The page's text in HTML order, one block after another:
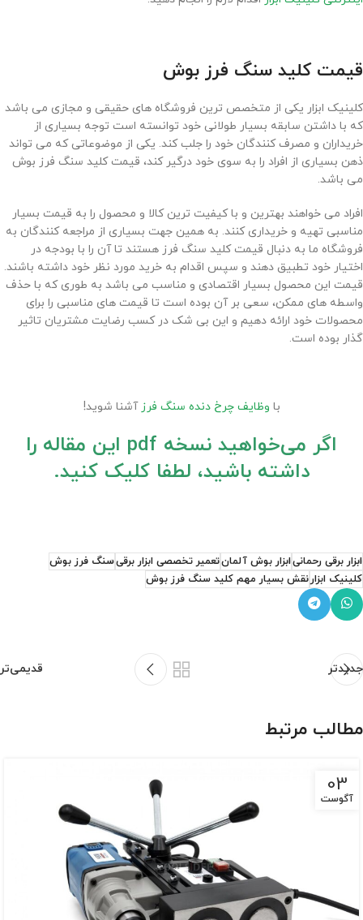
قیمت کلید سنگ فرز بوش
کلینیک ابزار یکی از متخصص ترین فروشگاه های حقیقی و مجازی می باشد
که با داشتن سابقه بسیار طولانی خود توانسته است توجه بسیاری از
خریداران و مصرف کنندگان خود را جلب کند. یکی از موضوعاتی که می تواند
ذهن بسیاری از افراد را به سوی خود درگیر کند، قیمت کلید سنگ فرز بوش
می باشد.
افراد می خواهند بهترین و با کیفیت ترین کالا و محصول را به قیمت بسیار
مناسبی تهیه و خریداری کنند. به همین جهت بسیاری از مراجعه کنندگان به
فروشگاه ما به دنبال قیمت کلید سنگ فرز هستند تا آن را با بودجه در
اختیار خود تطبیق دهند و سپس اقدام به خرید مورد نظر خود داشته باشند.
قیمت این محصول بسیار اقتصادی و مناسب می باشد به طوری که با حذف
واسطه های ممکن، سعی بر آن بوده است تا قیمت های مناسبی را برای
محصولات خود ارائه دهیم و این بی شک در کسب رضایت مشتریان تاثیر
گذار بوده است.
با وظایف چرخ دنده سنگ فرز آشنا شوید!
اگر می‌خواهید نسخه pdf این مقاله را
داشته باشید، لطفا کلیک کنید.
ابزار برقی رحمانیابزار بوش آلمانتعمیر تخصصی ابزار برقیسنگ فرز بوش
کلینیک ابزارنقش بسیار مهم کلید سنگ فرز بوش
جدیدتر قدیمی‌تر
مطالب مرتبط
03
آگوست